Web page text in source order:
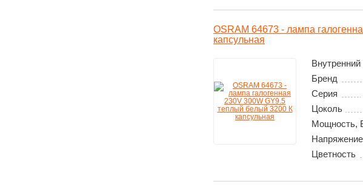
OSRAM 64673 - лампа
капсульная
Внутренний
Бренд
Серия
Цоколь
Мощность,
Цветность